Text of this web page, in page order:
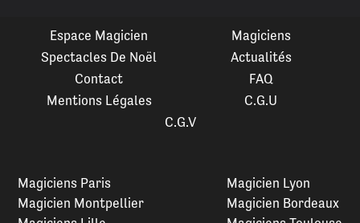
Espace Magicien
Magiciens
Spectacles De Noël
Actualités
Contact
FAQ
Mentions Légales
C.G.U
C.G.V
Magiciens Paris
Magicien Montpellier
Magicien Lyon
Magicien Bordeaux